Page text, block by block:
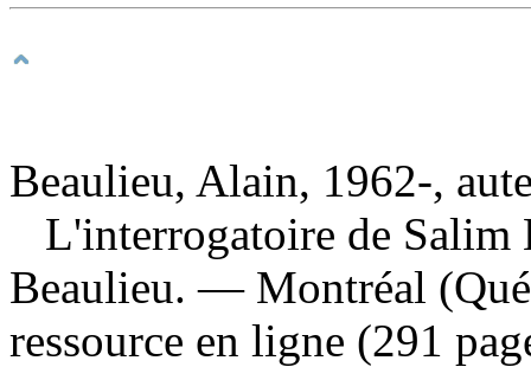
Beaulieu, Alain, 1962-,
L'interrogatoire de
Beaulieu. — Montréal
ressource en ligne (291